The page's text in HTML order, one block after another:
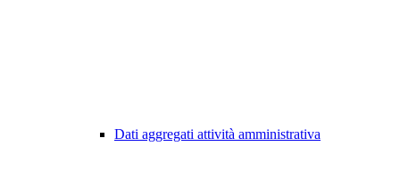
Dati aggregati attività amministrativa